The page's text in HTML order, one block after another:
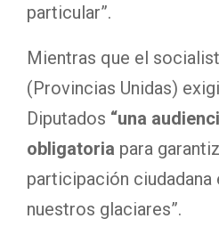
particular”.
Mientras que el
(Provincias Unidas)
Diputados “una
obligatoria para
participación ciudadana
nuestros glaciares”.